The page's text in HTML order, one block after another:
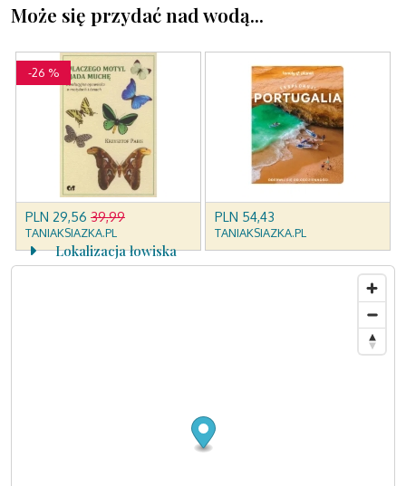
Może się przydać nad wodą...
Lokalizacja łowiska